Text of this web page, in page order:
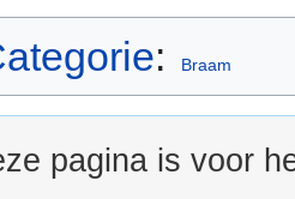
: Braam
pagina is voor